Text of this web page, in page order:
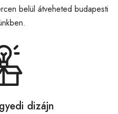
belül átveheted budapesti
dizájn